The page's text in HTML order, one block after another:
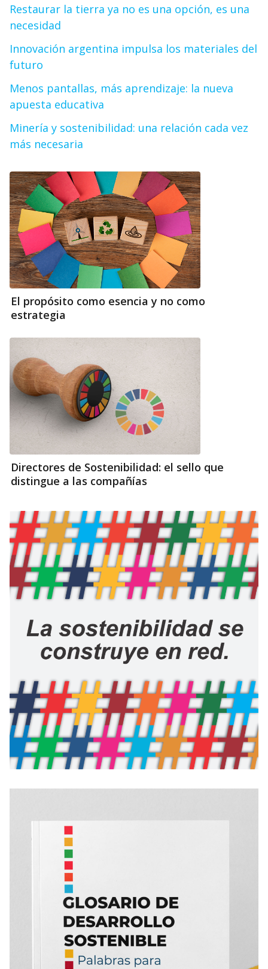
Restaurar la tierra ya no es una opción, es una
necesidad
Innovación argentina impulsa los materiales del
futuro
Menos pantallas, más aprendizaje: la nueva
apuesta educativa
Minería y sostenibilidad: una relación cada vez
más necesaria
El propósito como esencia y no como
estrategia
Directores de Sostenibilidad: el sello que
distingue a las compañías